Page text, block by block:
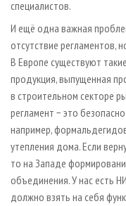
специалистов.
И ещё одна важная
отсутствие регламентов,
В Европе существуют
продукция, выпущенная
в строительном секторе
регламент − это
например,
утепления дома. Если
то на Западе
объединения. У нас есть
должно взять на себя